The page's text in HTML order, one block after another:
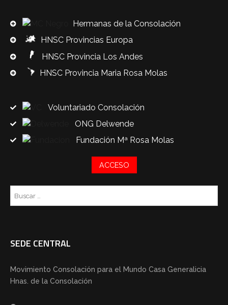
Hermanas de la Consolación
HNSC Provincias Europa
HNSC Provincia Los Andes
HNSC Provincia Maria Rosa Molas
Voluntariado Consolación
ONG Delwende
Fundación Mª Rosa Molas
ACCESO
SEDE CENTRAL
Movimiento Consolación para el Mundo Casa Generalicia
Hnas. de la Consolación